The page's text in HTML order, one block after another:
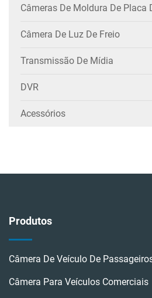
Câmeras De Moldura De Placa
Câmera De Luz De Freio
Transmissão De Mídia
DVR
Acessórios
Produtos
Câmera De Veículo De
Câmera Para Veículos Comerciais